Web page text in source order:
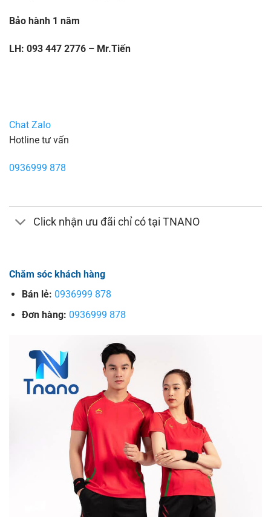
Bảo hành 1 năm
LH: 093 447 2776 – Mr.Tiến
Chat Zalo
Hotline tư vấn
0936999 878
Click nhận ưu đãi chỉ có tại TNANO
Chăm sóc khách hàng
Bán lẻ: 0936999 878
Đơn hàng: 0936999 878